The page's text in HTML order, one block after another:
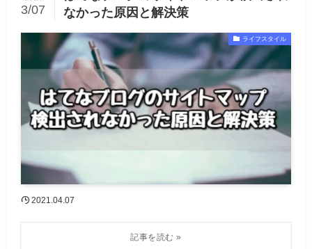
なかった原因と解決策
3/07
ライフスタイル
2021.04.07